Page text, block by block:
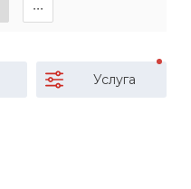
∙∙∙
Услуга